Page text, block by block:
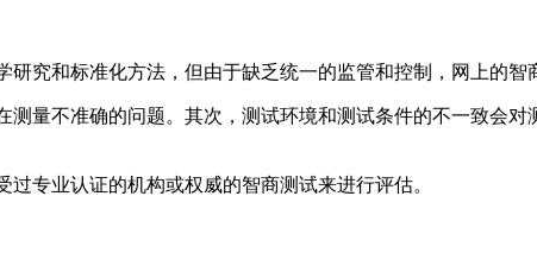
究和标准化方法，但由于缺乏统一的监管和控制，网上的智
量不准确的问题。其次，测试环境和测试条件的不一致会
专业认证的机构或权威的智商测试来进行评估。